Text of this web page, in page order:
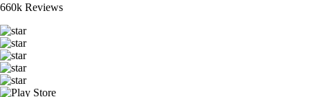
660k Reviews